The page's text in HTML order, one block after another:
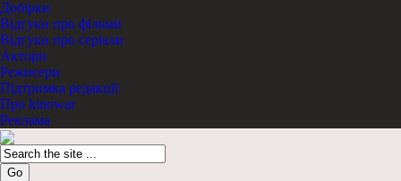
Добірки
Відгуки про фільми
Відгуки про серіали
Актори
Режисери
Підтримка редакції
Про kinowar
Реклама
Go